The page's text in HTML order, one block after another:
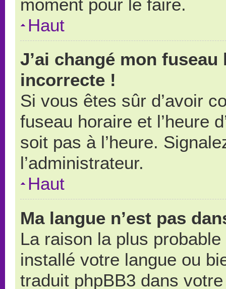
moment pour le faire.
Haut
J’ai changé mon
incorrecte !
Si vous êtes sûr d’avoir
fuseau horaire et l’heure
soit pas à l’heure.
l’administrateur.
Haut
Ma langue n’est pas
La raison la plus probable
installé votre langue ou
traduit phpBB3 dans